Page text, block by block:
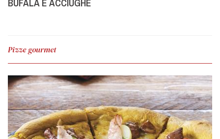
BUFALA E ACCIUGHE
Pizze gourmet